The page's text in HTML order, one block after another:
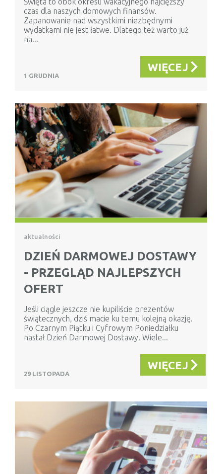
czas dla naszych domowych finansów.
Zapanowanie nad wszystkimi niezbędnymi
wydatkami nie jest łatwe. Dlatego też warto już
na...
1 GRUDNIA
WIĘCEJ
aktualności
DZIEŃ DARMOWEJ DOSTAWY
- PRZEGLĄD NAJLEPSZYCH
OFERT
Jeśli ciągle jeszcze nie kupiliście prezentów
świątecznych, dziś macie ku temu kolejną okazję.
Po Czarnym Piątku i Cyfrowym Poniedziałku
nastał Dzień Darmowej Dostawy. Wiele...
29 LISTOPADA
WIĘCEJ